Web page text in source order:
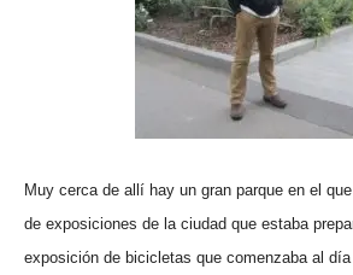
Muy cerca de allí hay un gran parque en el
de exposiciones de la ciudad que estaba
exposición de bicicletas que comenzaba al